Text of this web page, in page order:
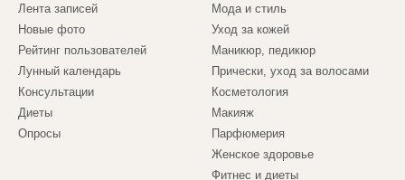
Лента записей
Новые фото
Рейтинг пользователей
Лунный календарь
Консультации
Диеты
Опросы
Мода и стиль
Уход за кожей
Маникюр, педикюр
Прически, уход за волосами
Косметология
Макияж
Парфюмерия
Женское здоровье
Фитнес и диеты